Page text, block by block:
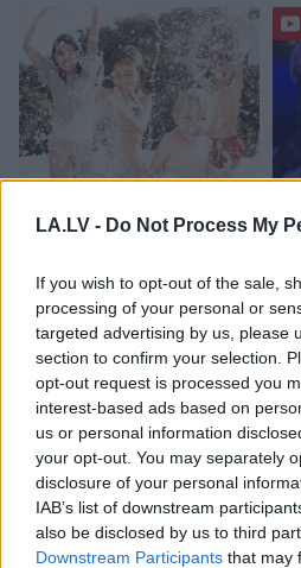
LA.LV - Do Not Process My
If you wish to opt-out of the sale,
processing of your personal or
targeted advertising by us, please
section to confirm your selection.
opt-out request is processed you
interest-based ads based on
us or personal information
your opt-out. You may separately
disclosure of your personal
IAB’s list of downstream
also be disclosed by us to third
Downstream Participants that may
zodiaka zīmes šajā
vienai – labāk palikt
mājās